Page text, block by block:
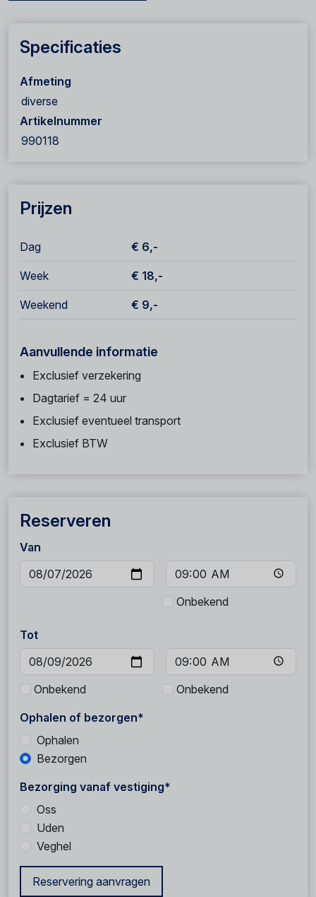
Specificaties
Afmeting
diverse
Artikelnummer
990118
Prijzen
Dag € 6,-
Week € 18,-
Weekend € 9,-
Aanvullende informatie
Exclusief verzekering
Dagtarief = 24 uur
Exclusief eventueel transport
Exclusief BTW
Reserveren
Van
Onbekend
Tot
Onbekend
Onbekend
Ophalen of bezorgen*
Ophalen
Bezorgen
Bezorging vanaf vestiging*
Oss
Uden
Veghel
Reservering aanvragen